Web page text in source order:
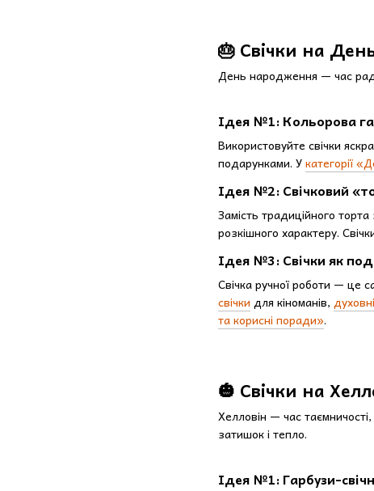
🎂 Свічки на
День народження — час
Ідея №1: Кольорова
Використовуйте свічки
подарунками. Укатегорії
Ідея №2: Свічковий
Замість традиційного
розкішного характеру.
Ідея №3: Свічки як
Свічка ручної роботи — це
свічки для кіноманів, духовні
та корисні поради».
🎃 Свічки на
Хелловін — час таємничості,
затишок і тепло.
Ідея №1: Гарбузи-